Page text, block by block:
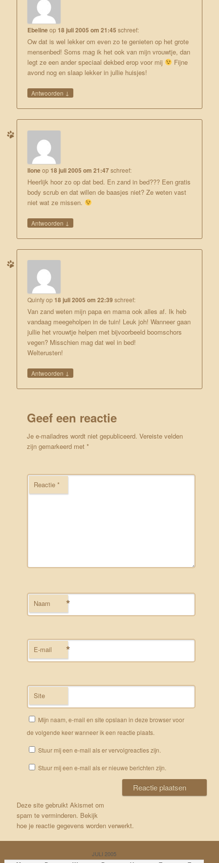
Ebelineop 18 juli 2005 om 21:45 schreef:
Ow dat is wel lekker om even zo te genieten op het grote
mensenbed! Soms mag ik het ook van mijn vrouwtje, dan
legt ze een ander speciaal dekbed erop voor mij
Fijne
avond nog en slaap lekker in jullie huisjes!
Antwoorden ↓
Iloneop 18 juli 2005 om 21:47schreef:
Heerlijk hoor zo op dat bed. En zand in bed??? Een gratis
body scrub en dat willen de baasjes niet? Ze weten vast
niet wat ze missen.
Antwoorden ↓
Quintyop 18 juli 2005 om 22:39 schreef:
Van zand weten mijn papa en mama ook alles af. Ik heb
vandaag meegeholpen in de tuin! Leuk joh! Wanneer gaan
jullie het vrouwtje helpen met bijvoorbeeld boomschors
vegen? Misschien mag dat wel in bed!
Welterusten!
Antwoorden ↓
Geef een reactie
Je e-mailadres wordt niet gepubliceerd. Vereiste velden
zijn gemarkeerd met*
Reactie*
Naam *
E-mail *
Site
Mijn naam, e-mail en site opslaan in deze browser voor
de volgende keer wanneer ik een reactie plaats.
Stuur mij een e-mail als er vervolgreacties zijn.
Stuur mij een e-mail als er nieuwe berichten zijn.
Deze site gebruikt Akismet om
spam te verminderen. Bekijk
hoe je reactie gegevens worden verwerkt.
JULI 2005